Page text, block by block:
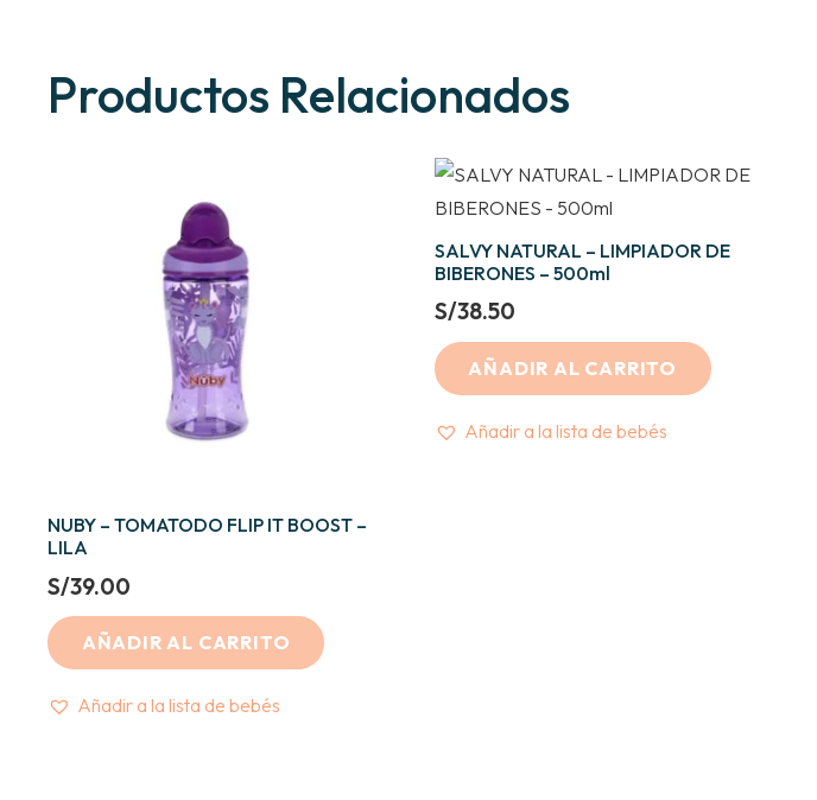
Productos Relacionados
NUBY – TOMATODO FLIP IT BOOST –
LILA
S/39.00
AÑADIR AL CARRITO
Añadir a la lista de bebés
SALVY NATURAL – LIMPIADOR DE
BIBERONES – 500ml
S/38.50
AÑADIR AL CARRITO
Añadir a la lista de bebés